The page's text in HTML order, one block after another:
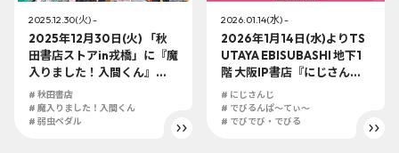
2025.12.30(火) -
2025年12月30日(火) 「秋
田書店ストアin戎橋」に『魔
入りました！入間くん』
『弱虫ペダル』『吸血鬼す
ぐ死ぬ』新作アイテム発売
決定！！
# 秋田書店
# 魔入りました！入間くん
# 弱虫ペダル
2026.01.14(水) -
2026年1月14日(水)よりTS
UTAYA EBISUBASHI 地下1
階 大阪IP書店『にじさん
じ』大型コーナーにて『で
びるんぱ～てぃ～』展開決
定！！
# にじさんじ
# でびるんぱ～てぃ～
# でびでび・でびる